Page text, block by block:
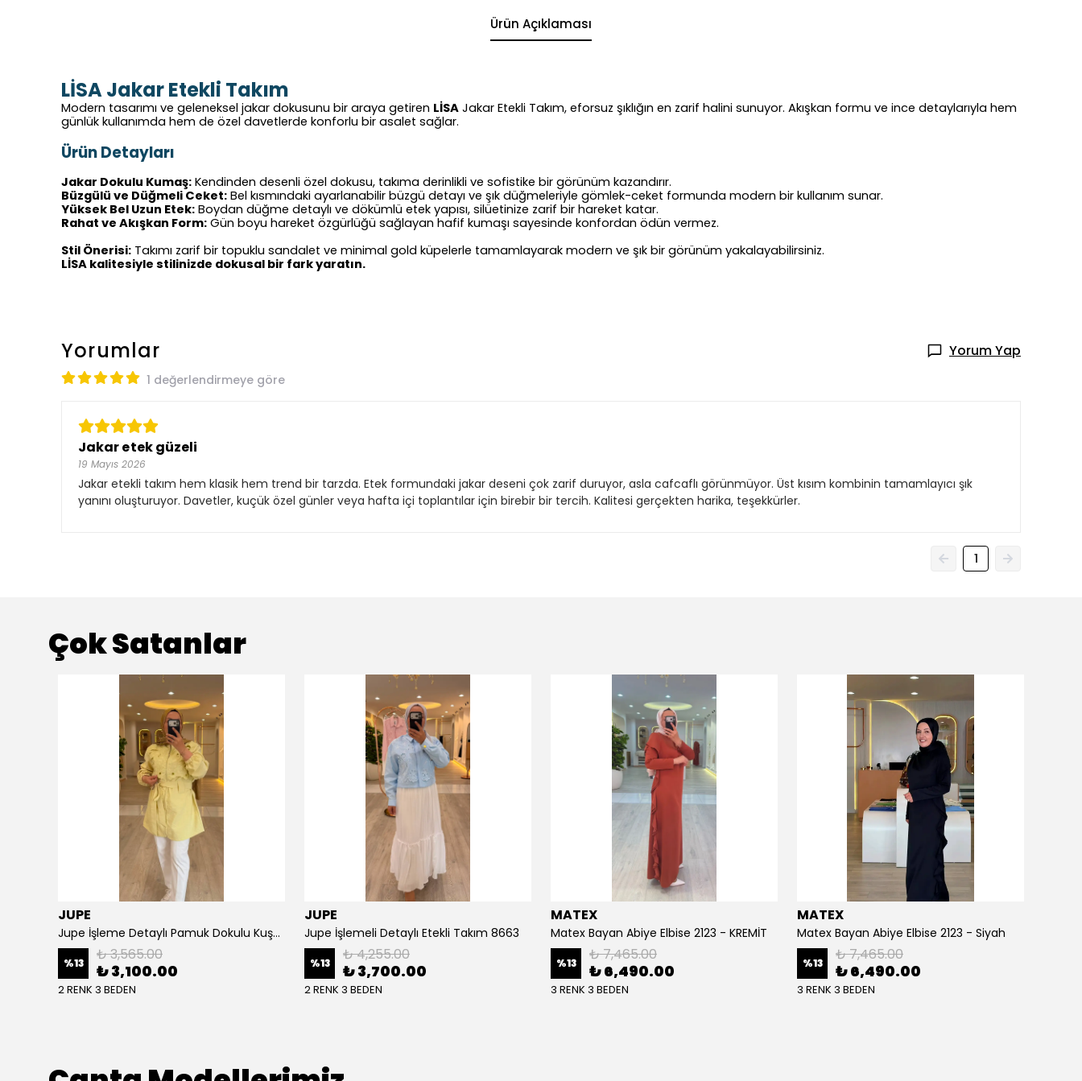
Ürün Açıklaması
LİSAJakarEtekli Takım
Modern tasarımı ve geleneksel jakar dokusunu bir araya getiren LİSA Jakar Etekli Takım, eforsuz şıklığın en zarif halini sunuyor. Akışkan formu ve ince detaylarıyla hem
günlük kullanımda hem de özel davetlerde konforlu bir asalet sağlar.
Ürün Detayları
Jakar Dokulu Kumaş: Kendinden desenli özel dokusu, takıma derinlikli ve sofistike bir görünüm kazandırır.
Büzgülü ve Düğmeli Ceket: Bel kısmındaki ayarlanabilir büzgü detayı ve şık düğmeleriyle gömlek-ceket formunda modern bir kullanım sunar.
Yüksek Bel Uzun Etek: Boydan düğme detaylı ve dökümlü etek yapısı, silüetinize zarif bir hareket katar.
Rahat ve Akışkan Form: Gün boyu hareket özgürlüğü sağlayan hafif kumaşı sayesinde konfordan ödün vermez.
Stil Önerisi: Takımı zarif bir topuklu sandalet ve minimal gold küpelerle tamamlayarak modern ve şık bir görünüm yakalayabilirsiniz.
LİSA kalitesiyle stilinizde dokusal bir fark yaratın.
Yorumlar Yorum Yap
1 değerlendirmeye göre
Jakar etek güzeli
19 Mayıs 2026
Jakar etekli takım hem klasik hem trend bir tarzda. Etek formundaki jakar deseni çok zarif duruyor, asla cafcaflı görünmüyor. Üst kısım kombinin tamamlayıcı şık
yanını oluşturuyor. Davetler, kuçük özel günler veya hafta içi toplantılar için birebir bir tercih. Kalitesi gerçekten harika, teşekkürler.
1
Çok Satanlar
JUPE
Jupe İşleme Detaylı Pamuk Dokulu Kuşaklı Kap 9305
%13 ₺ 3,565.00
₺ 3,100.00
2 RENK 3 BEDEN
JUPE
Jupe İşlemeli Detaylı Etekli Takım 8663
%13 ₺ 4,255.00
₺ 3,700.00
2 RENK 3 BEDEN
MATEX
Matex Bayan Abiye Elbise 2123 - KREMİT
%13 ₺ 7,465.00
₺ 6,490.00
3 RENK 3 BEDEN
MATEX
Matex Bayan Abiye Elbise 2123 - Siyah
%13 ₺ 7,465.00
₺ 6,490.00
3 RENK 3 BEDEN